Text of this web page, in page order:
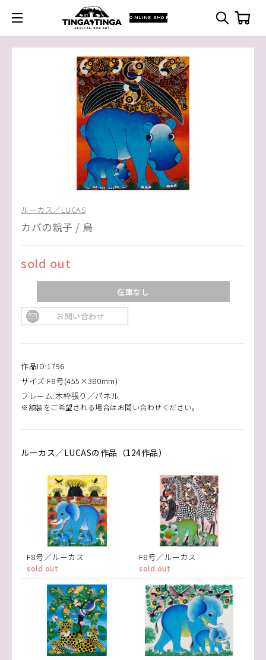
ONLINE SHOP
ルーカス／LUCAS
カバの親子 / 鳥
sold out
在庫なし
お問い合わせ
作品ID:1796
サイズ:F8号(455×380mm)
フレーム:木枠張り／パネル
※額装をご希望される場合はお問い合わせください。
ルーカス／LUCASの作品（124作品）
F8号／ルーカス
sold out
F8号／ルーカス
sold out